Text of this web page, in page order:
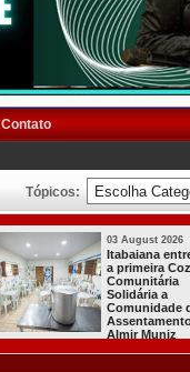
Contato
Tópicos:
03 August 2026
Itabaiana
a primeira
Comunitária
Solidária a
Comunidade
Almir Muniz